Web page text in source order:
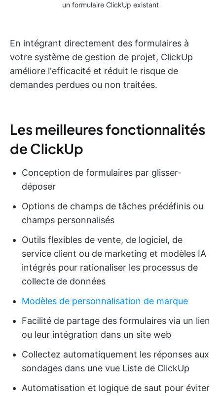
un formulaire ClickUp existant
En intégrant directement des formulaires à
votre système de gestion de projet, ClickUp
améliore l'efficacité et réduit le risque de
demandes perdues ou non traitées.
Les meilleures fonctionnalités
de ClickUp
Conception de formulaires par glisser-
déposer
Options de champs de tâches prédéfinis ou
champs personnalisés
Outils flexibles de vente, de logiciel, de
service client ou de marketing et modèles IA
intégrés pour rationaliser les processus de
collecte de données
Modèles de personnalisation de marque
Facilité de partage des formulaires via un lien
ou leur intégration dans un site web
Collectez automatiquement les réponses aux
sondages dans une vue Liste de ClickUp
Automatisation et logique de saut pour éviter